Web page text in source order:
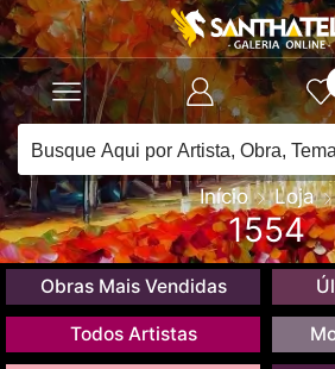
Início Loja
1554
Obras Mais Vendidas
Todos Artistas